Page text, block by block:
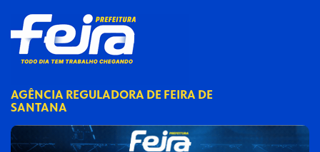
AGÊNCIA REGULADORA DE FEIRA DE
SANTANA